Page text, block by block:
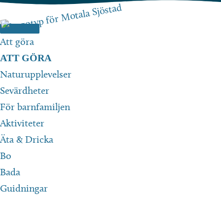
Hoppa
till
innehåll
Att göra
ATT GÖRA
Naturupplevelser
Sevärdheter
För barnfamiljen
Aktiviteter
Äta & Dricka
Bo
Bada
Guidningar